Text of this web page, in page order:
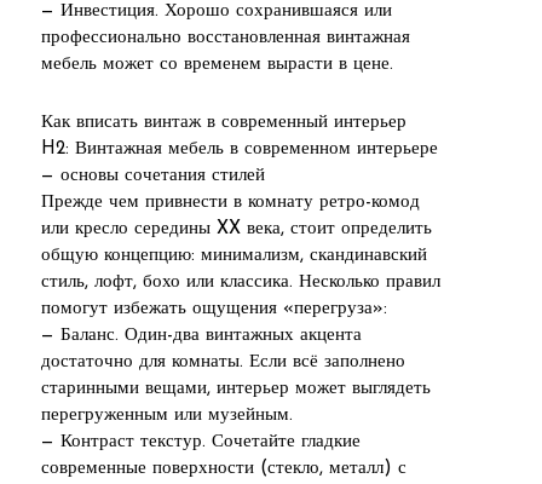
— Инвестиция. Хорошо сохранившаяся или
профессионально восстановленная винтажная
мебель может со временем вырасти в цене.
Как вписать винтаж в современный интерьер
H2: Винтажная мебель в современном интерьере
— основы сочетания стилей
Прежде чем привнести в комнату ретро-комод
или кресло середины XX века, стоит определить
общую концепцию: минимализм, скандинавский
стиль, лофт, бохо или классика. Несколько правил
помогут избежать ощущения «перегруза»:
— Баланс. Один-два винтажных акцента
достаточно для комнаты. Если всё заполнено
старинными вещами, интерьер может выглядеть
перегруженным или музейным.
— Контраст текстур. Сочетайте гладкие
современные поверхности (стекло, металл) с